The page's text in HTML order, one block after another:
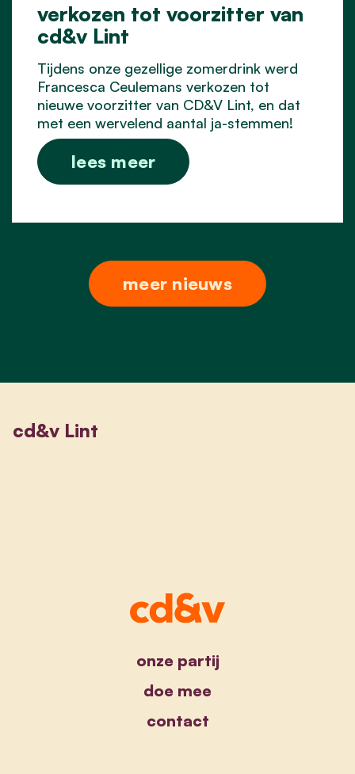
verkozen tot voorzitter van
cd&v Lint
Tijdens onze gezellige zomerdrink werd
Francesca Ceulemans verkozen tot
nieuwe voorzitter van CD&V Lint, en dat
met een wervelend aantal ja-stemmen!
lees meer
meer nieuws
cd&v Lint
onze partij
doe mee
contact